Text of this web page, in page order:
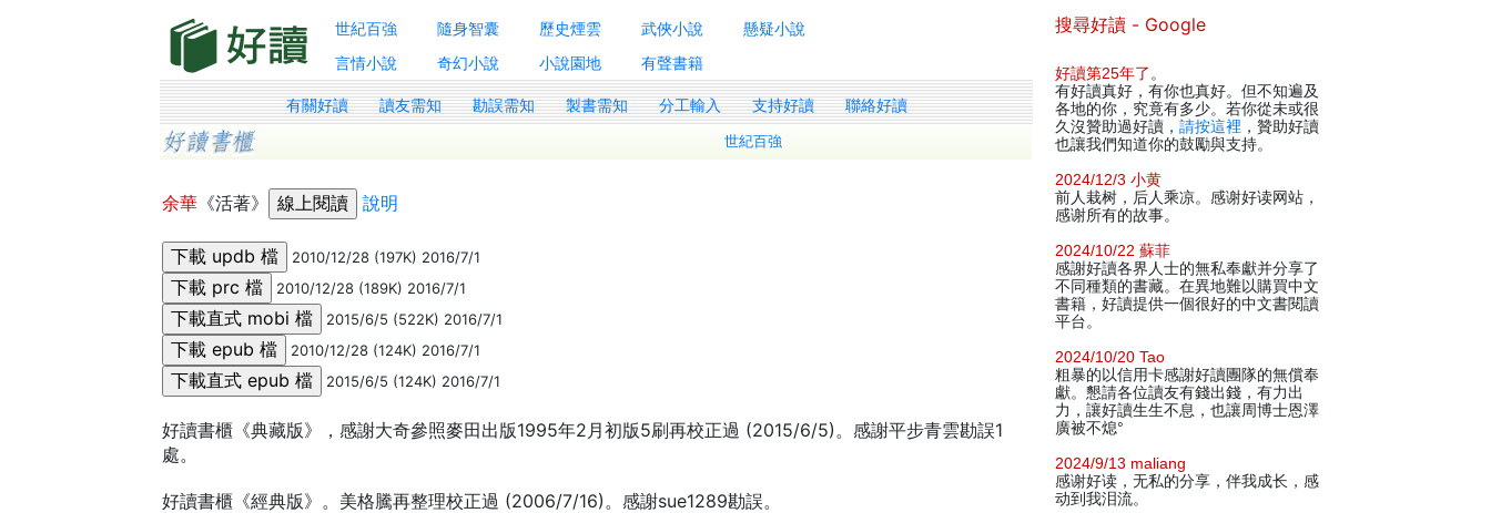
世紀百強 隨身智囊 歷史煙雲 武俠小說
懸疑小說
言情小說
奇幻小說 小說園地 有聲書籍
有關好讀 讀友需知 勘誤需知 製書需知 分工輸入 支持好讀 聯絡好讀
世紀百強
余華 《活著》 說明
2010/12/28 (197K) 2016/7/1
2010/12/28 (189K) 2016/7/1
2015/6/5 (522K) 2016/7/1
2010/12/28 (124K) 2016/7/1
2015/6/5 (124K) 2016/7/1
好讀書櫃《典藏版》，感謝大奇參照麥田出版1995年2月初版5刷再校正過 (2015/6/5)。感謝平步青雲勘誤1
處。
好讀書櫃《經典版》。美格騰再整理校正過 (2006/7/16)。感謝sue1289勘誤。
搜尋好讀 - Google
好讀第25年了 。
有好讀真好，有你也真好。但不知遍及
各地的你，究竟有多少。若你從未或很
久沒贊助過好讀， 請按這裡 ，贊助好讀
也讓我們知道你的鼓勵與支持。
2024/12/3 小黄
前人栽树，后人乘凉。感谢好读网站，
感谢所有的故事。
2024/10/22 蘇菲
感謝好讀各界人士的無私奉獻并分享了
不同種類的書藏。在異地難以購買中文
書籍，好讀提供一個很好的中文書閱讀
平台。
2024/10/20 Tao
粗暴的以信用卡感謝好讀團隊的無償奉
獻。懇請各位讀友有錢出錢，有力出
力，讓好讀生生不息，也讓周博士恩澤
廣被不熄°
2024/9/13 maliang
感谢好读，无私的分享，伴我成长，感
动到我泪流。